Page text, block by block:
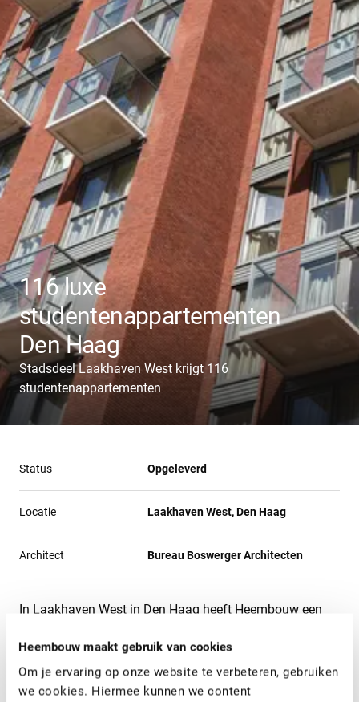
Heembouw maakt gebruik van cookies
Om je ervaring op onze website te verbeteren, gebruiken
we cookies. Hiermee kunnen we content
116 luxe
studentenappartementen
Den Haag
Stadsdeel Laakhaven West krijgt 116
studentenappartementen
Status Opgeleverd
Locatie Laakhaven West, Den Haag
Architect Bureau Boswerger Architecten
In Laakhaven West in Den Haag heeft Heembouw een
studentenappartementen van gemiddeld 30-35 m2
gerealiseerd.